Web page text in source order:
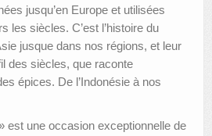
jusqu’en Europe et utilisées
les siècles. C’est l’histoire du
jusque dans nos régions, et leur
des siècles, que raconte
épices. De l’Indonésie à nos
est une occasion exceptionnelle de